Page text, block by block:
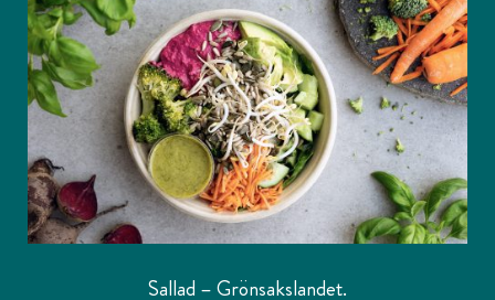
Sallad – Grönsakslandet.